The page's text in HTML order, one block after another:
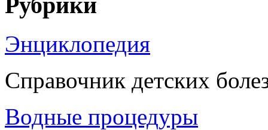
Энциклопедия
Справочник детских
Водные процедуры